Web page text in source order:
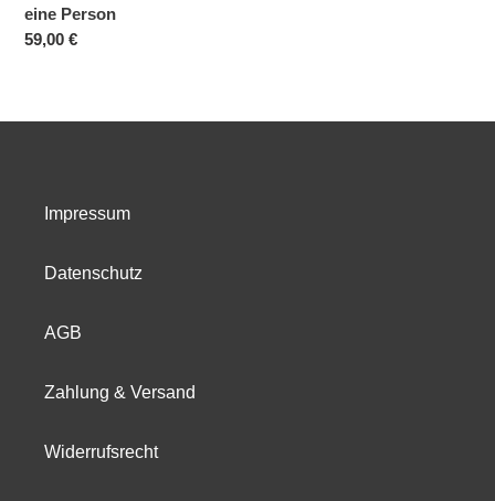
eine Person
Normaler
59,00 €
Impressum
Datenschutz
AGB
Zahlung & Versand
Widerrufsrecht